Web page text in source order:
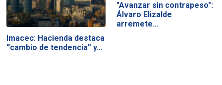
Imacec: Hacienda destaca
“cambio de tendencia” y…
"Avanzar sin contrapeso":
Álvaro Elizalde
arremete…